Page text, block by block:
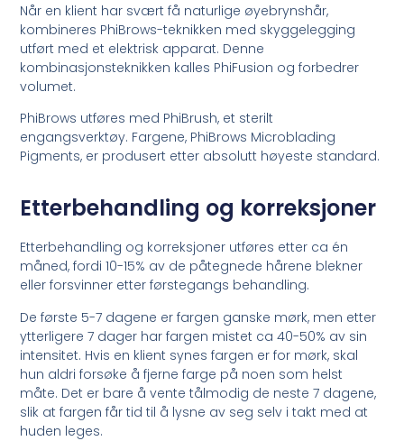
Når en klient har svært få naturlige øyebrynshår,
kombineres PhiBrows-teknikken med skyggelegging
utført med et elektrisk apparat. Denne
kombinasjonsteknikken kalles PhiFusion og forbedrer
volumet.
PhiBrows utføres med PhiBrush, et sterilt
engangsverktøy. Fargene, PhiBrows Microblading
Pigments, er produsert etter absolutt høyeste standard.
Etterbehandling og korreksjoner
Etterbehandling og korreksjoner utføres etter ca én
måned, fordi 10-15% av de påtegnede hårene blekner
eller forsvinner etter førstegangs behandling.
De første 5-7 dagene er fargen ganske mørk, men etter
ytterligere 7 dager har fargen mistet ca 40-50% av sin
intensitet. Hvis en klient synes fargen er for mørk, skal
hun aldri forsøke å fjerne farge på noen som helst
måte. Det er bare å vente tålmodig de neste 7 dagene,
slik at fargen får tid til å lysne av seg selv i takt med at
huden leges.